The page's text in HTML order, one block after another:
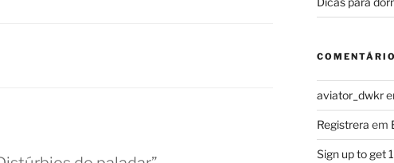
aviator_dwkr
Registrera em
Sign up to get